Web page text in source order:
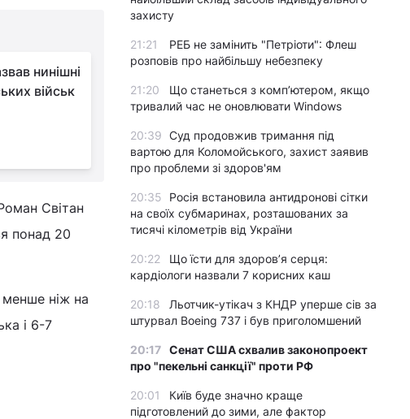
нинішні
військ
Світан
понад 20
менше ніж на
і 6-7
захисту
21:21
РЕБ не замінить "Петріоти": Флеш
розповів про найбільшу небезпеку
21:20
Що станеться з комп’ютером, якщо
тривалий час не оновлювати Windows
20:39 Суд продовжив тримання під
вартою для Коломойського, захист заявив
про проблеми зі здоров'ям
20:35
Росія встановила антидронові сітки
на своїх субмаринах, розташованих за
тисячі кілометрів від України
20:22
Що їсти для здоров’я серця:
кардіологи назвали 7 корисних каш
20:18
Льотчик-утікач з КНДР уперше сів за
штурвал Boeing 737 і був приголомшений
20:17 Сенат США схвалив законопроект
про "пекельні санкції" проти РФ
20:01
Київ буде значно краще
підготовлений до зими, але фактор